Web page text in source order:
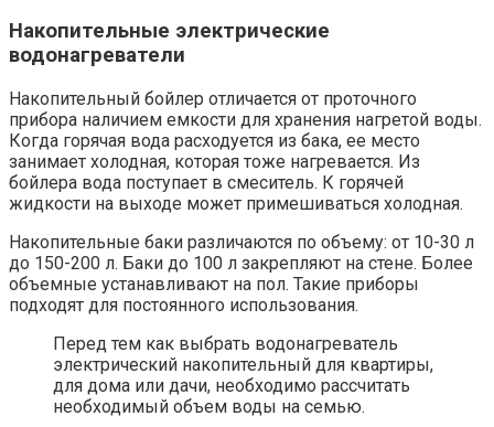
Накопительные электрические
водонагреватели
Накопительный бойлер отличается от проточного
прибора наличием емкости для хранения нагретой воды.
Когда горячая вода расходуется из бака, ее место
занимает холодная, которая тоже нагревается. Из
бойлера вода поступает в смеситель. К горячей
жидкости на выходе может примешиваться холодная.
Накопительные баки различаются по объему: от 10-30 л
до 150-200 л. Баки до 100 л закрепляют на стене. Более
объемные устанавливают на пол. Такие приборы
подходят для постоянного использования.
Перед тем как выбрать водонагреватель
электрический накопительный для квартиры,
для дома или дачи, необходимо рассчитать
необходимый объем воды на семью.